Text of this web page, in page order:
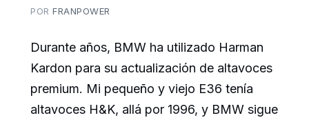
PORFRANPOWER
Durante años, BMW ha utilizado Harman
Kardon para su actualización de altavoces
premium. Mi pequeño y viejo E36 tenía
altavoces H&K, allá por 1996, y BMW sigue